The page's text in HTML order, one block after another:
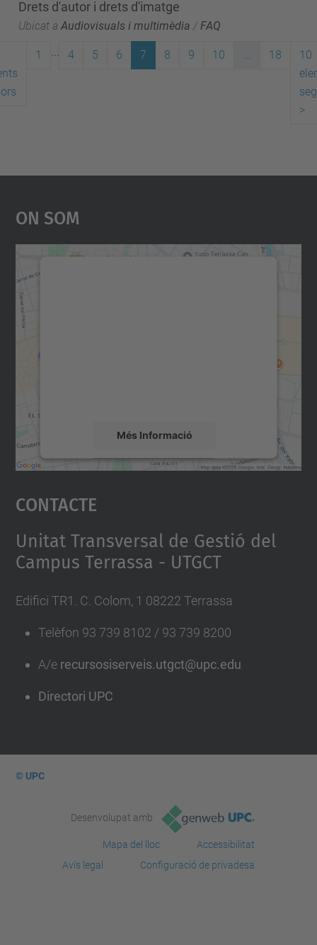
Drets d'autor i drets d'imatge
Ubicat a Audiovisuals i multimèdia /FAQ
1 4 5 6 7 8 9 10 ... 18
10
>
On Som
Més Informació
Accepta
powered by
Contacte
Unitat Transversal de Gestió del
Campus Terrassa - UTGCT
Edifici TR1. C. Colom, 1 08222 Terrassa
Telèfon 93 739 8102 / 93 739 8200
A/e recursosiserveis.utgct@upc.edu
Directori UPC
© UPC
Desenvolupat amb
Mapa del lloc
Accessibilitat
Avís legal
Configuració de privadesa